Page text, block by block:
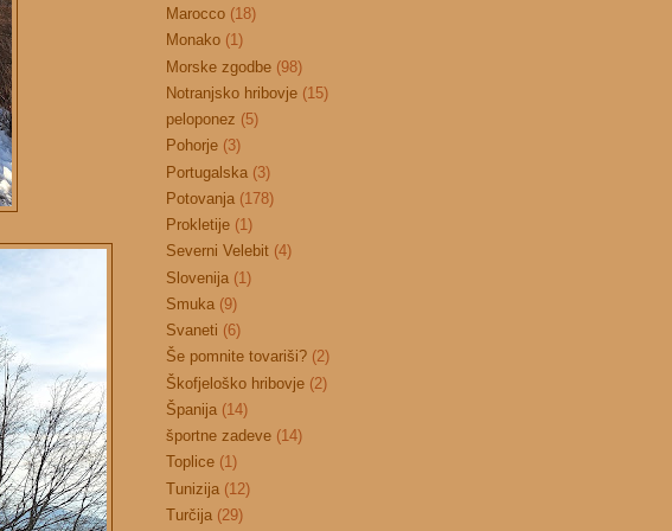
Marocco (18)
Monako (1)
Morske zgodbe (98)
Notranjsko hribovje (15)
peloponez (5)
Pohorje (3)
Portugalska (3)
Potovanja (178)
Prokletije (1)
Severni Velebit (4)
Slovenija (1)
Smuka (9)
Svaneti (6)
Še pomnite tovariši? (2)
Škofjeloško hribovje (2)
Španija (14)
športne zadeve (14)
Toplice (1)
Tunizija (12)
Turčija (29)